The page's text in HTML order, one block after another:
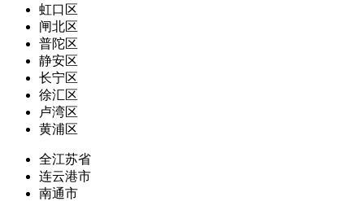
虹口区
闸北区
普陀区
静安区
长宁区
徐汇区
卢湾区
黄浦区
全江苏省
连云港市
南通市